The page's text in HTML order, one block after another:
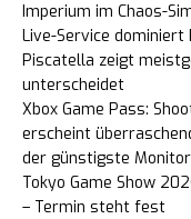
Imperium im Chaos-
Live-Service
Piscatella zeigt
unterscheidet
Xbox Game Pass:
erscheint
der günstigste
Tokyo Game Show
– Termin steht fest